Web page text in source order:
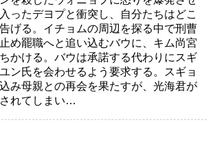
ったデヨプと衝突し、自分たちはどこ
げる。イチョムの周辺を探る中で刑曹
め罷職へと追い込むバウに、キム尚宮
かける。バウは承諾する代わりにスギ
ン氏を会わせるよう要求する。スギョ
み母親との再会を果たすが、光海君が
れてしまい…